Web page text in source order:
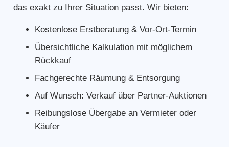
das exakt zu Ihrer Situation passt. Wir bieten:
Kostenlose Erstberatung & Vor-Ort-Termin
Übersichtliche Kalkulation mit möglichem
Rückkauf
Fachgerechte Räumung & Entsorgung
Auf Wunsch: Verkauf über Partner-Auktionen
Reibungslose Übergabe an Vermieter oder
Käufer